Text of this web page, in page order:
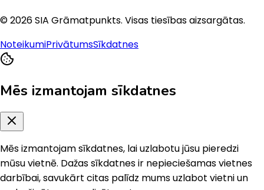
©2026SIA Grāmatpunkts. Visas tiesības aizsargātas.
NoteikumiPrivātumsSīkdatnes
Mēs izmantojam sīkdatnes
Mēs izmantojam sīkdatnes, lai uzlabotu jūsu pieredzi
mūsu vietnē. Dažas sīkdatnes ir nepieciešamas vietnes
darbībai, savukārt citas palīdz mums uzlabot vietni un